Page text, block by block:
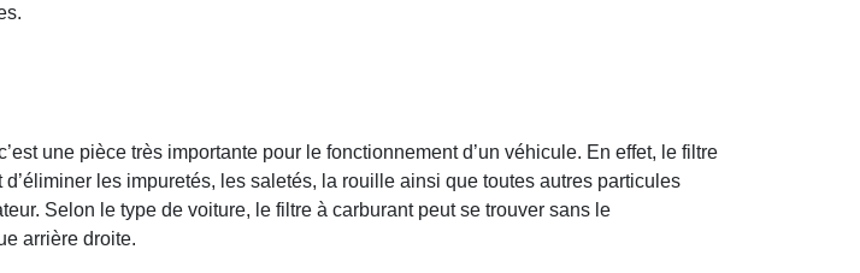
une pièce très importante pour le fonctionnement d’un véhicule. En effet, le filtre
les impuretés, les saletés, la rouille ainsi que toutes autres particules
Selon le type de voiture, le filtre à carburant peut se trouver sans le
arrière droite.